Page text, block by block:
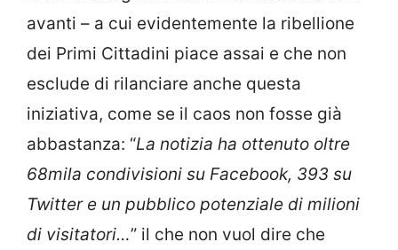
avanti – a cui evidentemente la ribellione
dei Primi Cittadini piace assai e che non
esclude di rilanciare anche questa
iniziativa, come se il caos non fosse già
abbastanza: “La notizia ha ottenuto oltre
68mila condivisioni su Facebook, 393 su
Twitter e un pubblico potenziale di milioni
di visitatori…” il che non vuol dire che